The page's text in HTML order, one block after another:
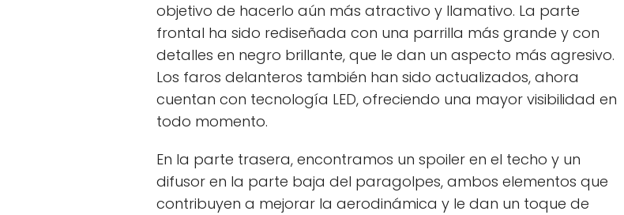
objetivo de hacerlo aún más atractivo y llamativo. La parte
frontal ha sido rediseñada con una parrilla más grande y con
detalles en negro brillante, que le dan un aspecto más agresivo.
Los faros delanteros también han sido actualizados, ahora
cuentan con tecnología LED, ofreciendo una mayor visibilidad en
todo momento.
En la parte trasera, encontramos un spoiler en el techo y un
difusor en la parte baja del paragolpes, ambos elementos que
contribuyen a mejorar la aerodinámica y le dan un toque de